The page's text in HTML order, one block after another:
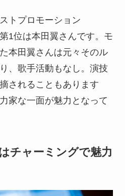
トプロモーション
1位は本田翼さんです。モ
本田翼さんは元々そのル
、歌手活動もなし。演技
されることもあります
家な一面が魅力となって
チャーミングで魅力